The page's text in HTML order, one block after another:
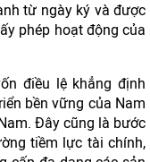
từ ngày ký và được
phép hoạt động của
điều lệ khẳng định
bền vững của Nam
Đây cũng là bước
tiềm lực tài chính,